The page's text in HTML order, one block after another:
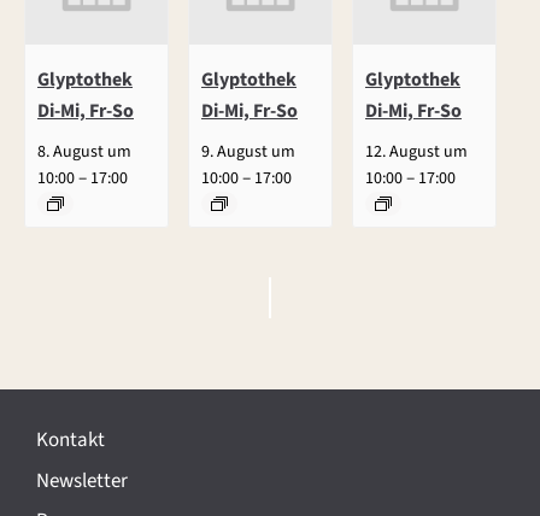
Glyptothek
Di-Mi, Fr-So
8. August um
10:00– 17:00
Glyptothek
Di-Mi, Fr-So
9. August um
10:00– 17:00
Glyptothek
Di-Mi, Fr-So
12. August um
10:00– 17:00
e
a
n
Kontakt
Newsletter